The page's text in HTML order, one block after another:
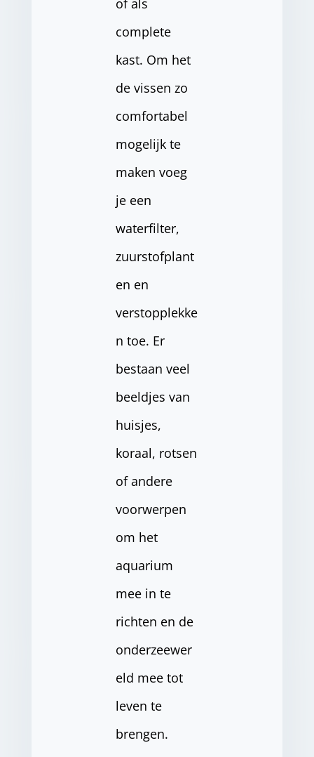
of als
complete
kast. Om het
de vissen zo
comfortabel
mogelijk te
maken voeg
je een
waterfilter,
zuurstofplant
en en
verstopplekke
n toe. Er
bestaan veel
beeldjes van
huisjes,
koraal, rotsen
of andere
voorwerpen
om het
aquarium
mee in te
richten en de
onderzeewer
eld mee tot
leven te
brengen.